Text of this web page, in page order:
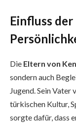
Einfluss
Die Eltern von
sondern auch
Jugend. Sein
türkischen Kultur,
sorgte dafür, dass